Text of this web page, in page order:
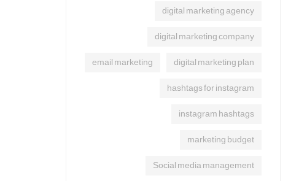
digital marketing agency
digital marketing company
digital marketing plan
email marketing
hashtags for instagram
instagram hashtags
marketing budget
Social media management